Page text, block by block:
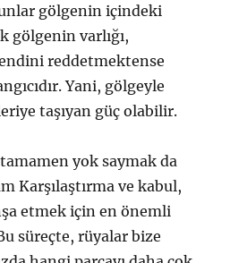
gölgenin içindeki
gölgenin varlığı,
reddetmektense
Yani, gölgeyle
taşıyan güç olabilir.
yok saymak da
Karşılaştırma ve kabul,
etmek için en önemli
süreçte, rüyalar bize